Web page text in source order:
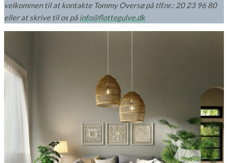
velkommen til at kontakte Tommy Oversø på tlf.nr.: 20 23 96 80
eller at skrive til os på info@flottegulve.dk